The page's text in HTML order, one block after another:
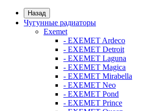
Назад
Чугунные радиаторы
Exemet
- EXEMET Ardeco
- EXEMET Detroit
- EXEMET Laguna
- EXEMET Magica
- EXEMET Mirabella
- EXEMET Neo
- EXEMET Pond
- EXEMET Prince